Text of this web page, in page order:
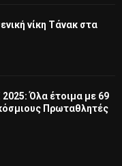
νίκη Τάνακ στα
Όλα έτοιμα με 69
Πρωταθλητές